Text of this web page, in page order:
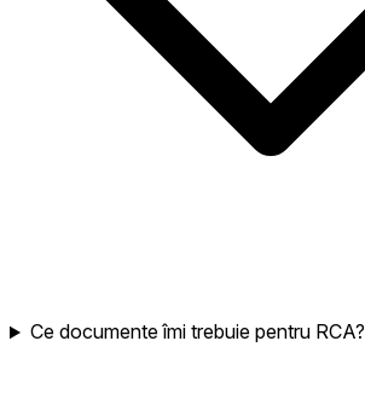
Ce documente îmi trebuie pentru RCA?